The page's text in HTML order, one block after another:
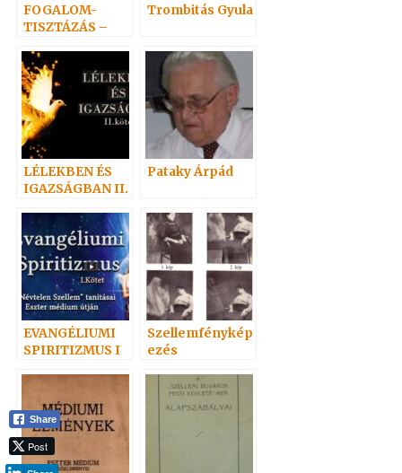
FOGALOM-
TISZTÁZÁS –
Trombitás Gyula
LÉLEKBEN ÉS
IGAZSÁGBAN II.
Pataky Árpád
EVANGÉLIUMI
SPIRITIZMUS I
Szellemfénykép
ezés
Share
Post